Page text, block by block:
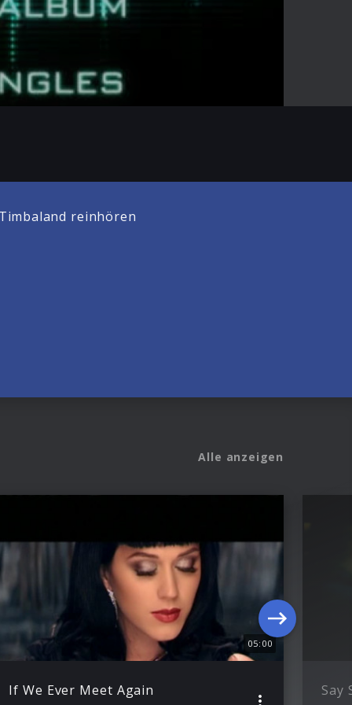
Mute
Enter
reinhören
Alle anzeigen
05:00
If We Ever Meet Again Say